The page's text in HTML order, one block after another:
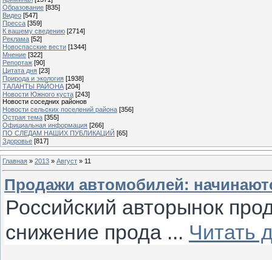
Образование [835]
Видео [547]
Пресса [359]
К вашему сведению [2714]
Реклама [52]
Новоспасские вести [1344]
Мнение [322]
Репортаж [90]
Цитата дня [23]
Природа и экология [1938]
ТАЛАНТЫ РАЙОНА [204]
Новости Южного куста [243]
Новости соседних районов
Новости сельских поселений района [356]
Острая тема [355]
Официальная информация [266]
ПО СЛЕДАМ НАШИХ ПУБЛИКАЦИЙ [65]
Здоровье [817]
Главная » 2013 » Август » 11
Продажи автомобилей:
Российский авторынок
снижение прода ... Читать